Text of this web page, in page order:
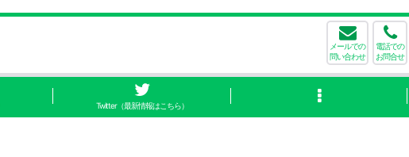
メールでの
問い合わせ
電話での
お問合せ
Twitter（最新情報はこちら）